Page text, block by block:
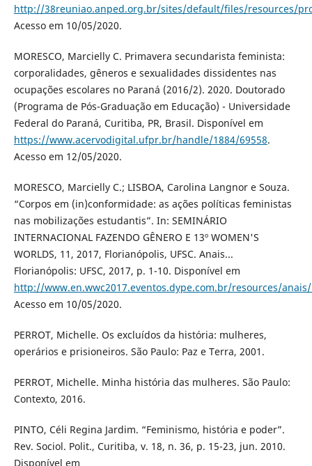
http://38reuniao.anped.org.br/sites/default/files/resources/
Acesso em 10/05/2020.
MORESCO, Marcielly C. Primavera secundarista feminista:
corporalidades, gêneros e sexualidades dissidentes nas
ocupações escolares no Paraná (2016/2). 2020. Doutorado
(Programa de Pós-Graduação em Educação) - Universidade
Federal do Paraná, Curitiba, PR, Brasil. Disponível em
https://www.acervodigital.ufpr.br/handle/1884/69558.
Acesso em 12/05/2020.
MORESCO, Marcielly C.; LISBOA, Carolina Langnor e Souza.
“Corpos em (in)conformidade: as ações políticas feministas
nas mobilizações estudantis”. In: SEMINÁRIO
INTERNACIONAL FAZENDO GÊNERO E 13º WOMEN'S
WORLDS, 11, 2017, Florianópolis, UFSC. Anais...
Florianópolis: UFSC, 2017, p. 1-10. Disponível em
http://www.en.wwc2017.eventos.dype.com.br/resources/anais/
Acesso em 10/05/2020.
PERROT, Michelle. Os excluídos da história: mulheres,
operários e prisioneiros. São Paulo: Paz e Terra, 2001.
PERROT, Michelle. Minha história das mulheres. São Paulo:
Contexto, 2016.
PINTO, Céli Regina Jardim. “Feminismo, história e poder”.
Rev. Sociol. Polit., Curitiba, v. 18, n. 36, p. 15-23, jun. 2010.
Disponível em